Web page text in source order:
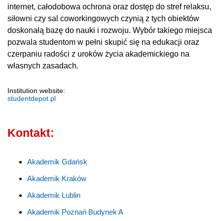
internet, całodobowa ochrona oraz dostęp do stref relaksu,
siłowni czy sal coworkingowych czynią z tych obiektów
doskonałą bazę do nauki i rozwoju. Wybór takiego miejsca
pozwala studentom w pełni skupić się na edukacji oraz
czerpaniu radości z uroków życia akademickiego na
własnych zasadach.
Institution website:
studentdepot.pl
Kontakt:
Akademik Gdańsk
Akademik Kraków
Akademik Lublin
Akademik Poznań Budynek A